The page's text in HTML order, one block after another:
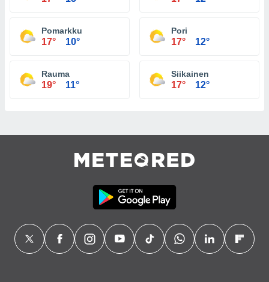
Pomarkku
17° 10°
Pori
17° 12°
Rauma
19° 11°
Siikainen
17° 12°